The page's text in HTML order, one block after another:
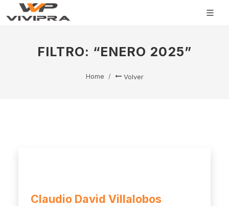
FILTRO: “ENERO 2025”
Home Volver
Claudio David Villalobos